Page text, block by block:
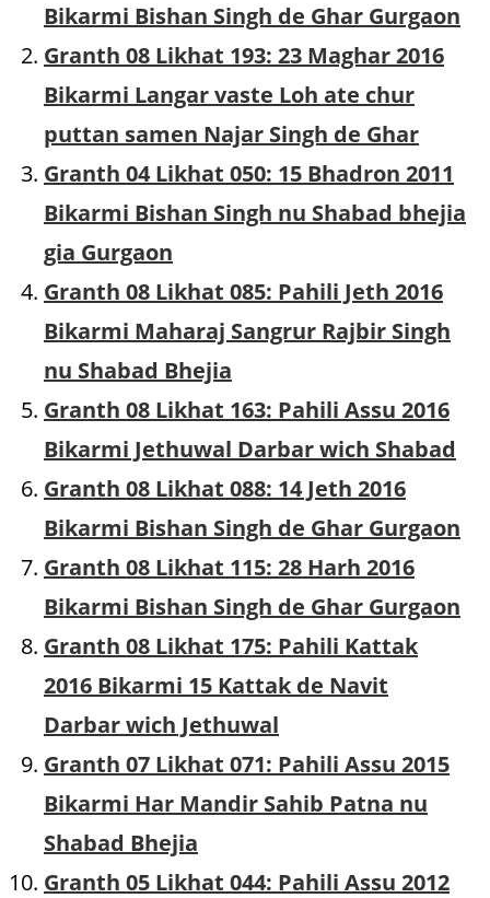
Bikarmi Bishan Singh de Ghar Gurgaon
Granth 08 Likhat 193: 23 Maghar 2016
Bikarmi Langar vaste Loh ate chur
puttan samen Najar Singh de Ghar
Granth 04 Likhat 050: 15 Bhadron 2011
Bikarmi Bishan Singh nu Shabad bhejia
gia Gurgaon
Granth 08 Likhat 085: Pahili Jeth 2016
Bikarmi Maharaj Sangrur Rajbir Singh
nu Shabad Bhejia
Granth 08 Likhat 163: Pahili Assu 2016
Bikarmi Jethuwal Darbar wich Shabad
Granth 08 Likhat 088: 14 Jeth 2016
Bikarmi Bishan Singh de Ghar Gurgaon
Granth 08 Likhat 115: 28 Harh 2016
Bikarmi Bishan Singh de Ghar Gurgaon
Granth 08 Likhat 175: Pahili Kattak
2016 Bikarmi 15 Kattak de Navit
Darbar wich Jethuwal
Granth 07 Likhat 071: Pahili Assu 2015
Bikarmi Har Mandir Sahib Patna nu
Shabad Bhejia
Granth 05 Likhat 044: Pahili Assu 2012